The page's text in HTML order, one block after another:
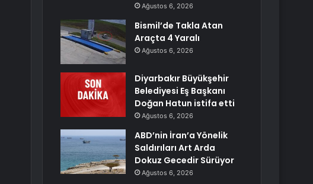
Ağustos 6, 2026
Bismil’de Takla Atan
Araçta 4 Yaralı
Ağustos 6, 2026
Diyarbakır Büyükşehir
Belediyesi Eş Başkanı
Doğan Hatun istifa etti
Ağustos 6, 2026
ABD’nin İran’a Yönelik
Saldırıları Art Arda
Dokuz Gecedir Sürüyor
Ağustos 6, 2026